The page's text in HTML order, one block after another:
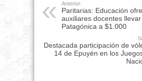
Anterior:
Paritarias: Educación
auxiliares docentes
Patagónica a $1.000
Destacada participación de
14 de Epuyén en los